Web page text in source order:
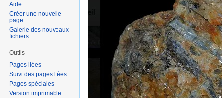
Aide
Créer une nouvelle
page
Galerie des nouveaux
fichiers
Outils
Pages liées
Suivi des pages liées
Pages spéciales
Version imprimable